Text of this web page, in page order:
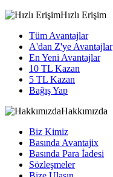
Hızlı Erişim
Tüm Avantajlar
A'dan Z'ye Avantajlar
En Yeni Avantajlar
10 TL Kazan
5 TL Kazan
Bağış Yap
Hakkımızda
Biz Kimiz
Basında Avantajix
Basında Para İadesi
Sözleşmeler